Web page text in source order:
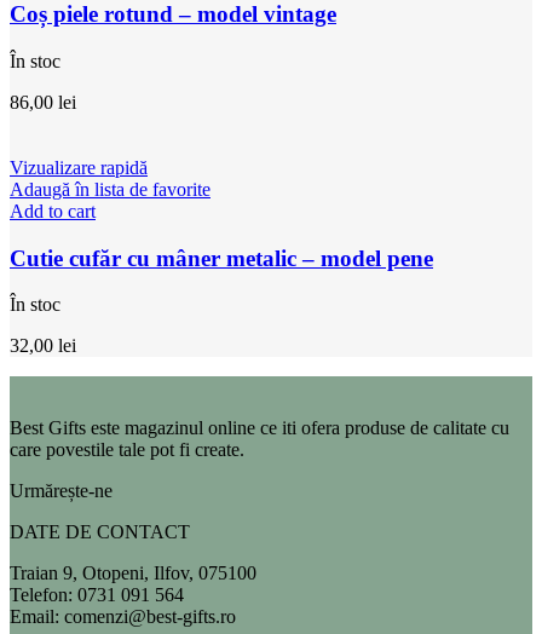
Coș piele rotund – model vintage
În stoc
86,00 lei
Vizualizare rapidă
Adaugă în lista de favorite
Add to cart
Cutie cufăr cu mâner metalic – model pene
În stoc
32,00 lei
Best Gifts este magazinul online ce iti ofera produse de calitate cu
care povestile tale pot fi create.
Urmărește-ne
DATE DE CONTACT
Traian 9, Otopeni, Ilfov, 075100
Telefon: 0731 091 564
Email: comenzi@best-gifts.ro